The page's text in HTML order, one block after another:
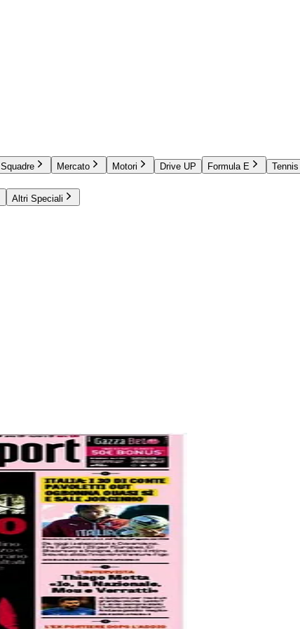
Squadre Mercato Motori Drive UP Formula E Tennis
Altri Speciali